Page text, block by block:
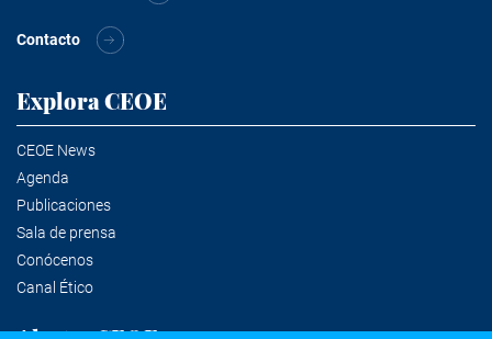
Contacto
Explora CEOE
CEOE News
Agenda
Publicaciones
Sala de prensa
Conócenos
Canal Ético